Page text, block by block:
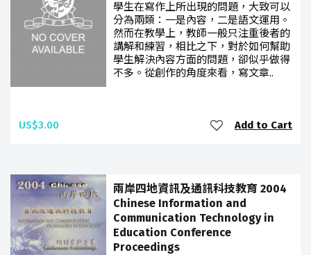
學生在寫作上所出現的問題，大致可以
分為兩類：一是內容，二是語文運用。
然而在教學上，教師一般只注重後者的
講解和練習，相比之下，對於如何幫助
學生解決內容方面的問題，卻似乎做得
不多。從創作的角度來看，寫文章..
US$3.00 Add to Cart
兩岸四地資訊及通訊科技教育 2004
Chinese Information and
Communication Technology in
Education Conference
Proceedings